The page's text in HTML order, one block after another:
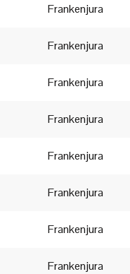
Španielsko
Francúzsko
Chorvátsko
Frankenjura
Frankenjura
Frankenjura
Frankenjura
Frankenjura
Frankenjura
Frankenjura
Frankenjura